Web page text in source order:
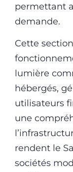
permettant
demande.
Cette
lumière
hébergés,
utilisateurs
une
rendent le
sociétés